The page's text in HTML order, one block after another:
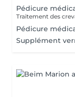
Pédicure
Pédicure
Supplément